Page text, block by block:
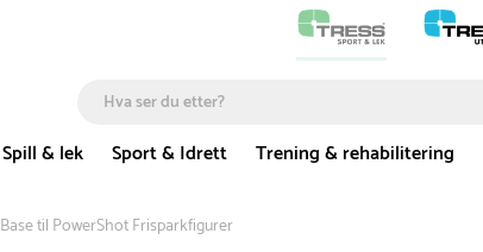
Spill & lek Sport & Idrett Trening & rehabilitering
Base til PowerShot Frisparkfigurer